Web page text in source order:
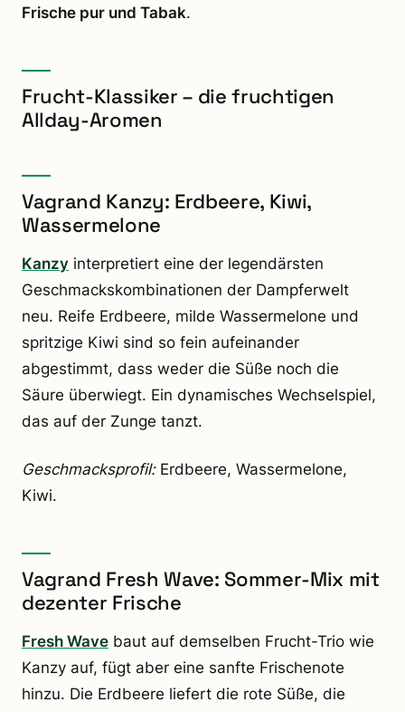
Frische pur und Tabak.
Frucht-Klassiker – die fruchtigen
Allday-Aromen
Vagrand Kanzy: Erdbeere, Kiwi,
Wassermelone
Kanzy interpretiert eine der legendärsten
Geschmackskombinationen der Dampferwelt
neu. Reife Erdbeere, milde Wassermelone und
spritzige Kiwi sind so fein aufeinander
abgestimmt, dass weder die Süße noch die
Säure überwiegt. Ein dynamisches Wechselspiel,
das auf der Zunge tanzt.
Geschmacksprofil:Erdbeere, Wassermelone,
Kiwi.
Vagrand Fresh Wave: Sommer-Mix mit
dezenter Frische
Fresh Wave baut auf demselben Frucht-Trio wie
Kanzy auf, fügt aber eine sanfte Frischenote
hinzu. Die Erdbeere liefert die rote Süße, die